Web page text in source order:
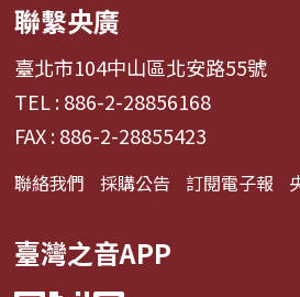
聯繫央廣
臺北市104中山區北安路55號
TEL : 886-2-28856168
FAX : 886-2-28855423
聯絡我們 採購公告 訂閱電子報
臺灣之音APP